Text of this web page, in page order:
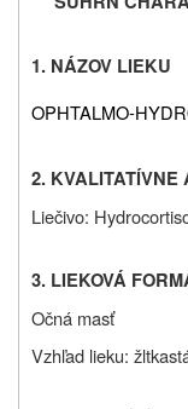
1. NÁZOV LIEKU
OPHTALMO-
2. KVALITATÍVNE
Liečivo:
3. LIEKOVÁ
Očná masť
Vzhľad lieku: